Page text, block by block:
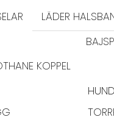
LÄDER
KOPPEL